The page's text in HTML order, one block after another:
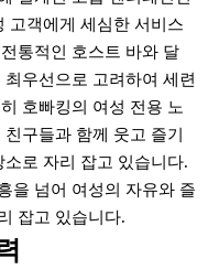
고객에게 세심한 서비스
통적인 호스트 바와 달
우선으로 고려하여 세련
호빠킹의 여성 전용 노
구들과 함께 웃고 즐기
로 자리 잡고 있습니다.
을 넘어 여성의 자유와 즐
잡고 있습니다.